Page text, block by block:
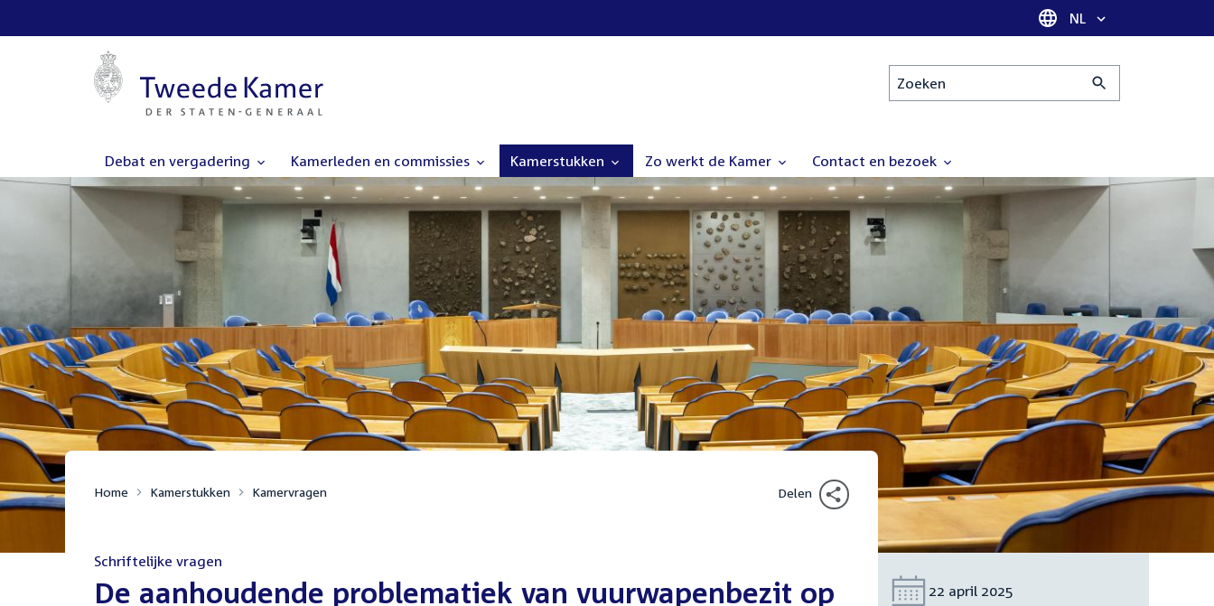
Taal selectie
NL
Zoeken
Debat en vergadering Kamerleden en commissies Kamerstukken Zo werkt de Kamer Contact en bezoek
Home Kamerstukken Kamervragen Delen
Schriftelijke vragen
:De aanhoudende problematiek van vuurwapenbezit op
Datum:
22 april 2025